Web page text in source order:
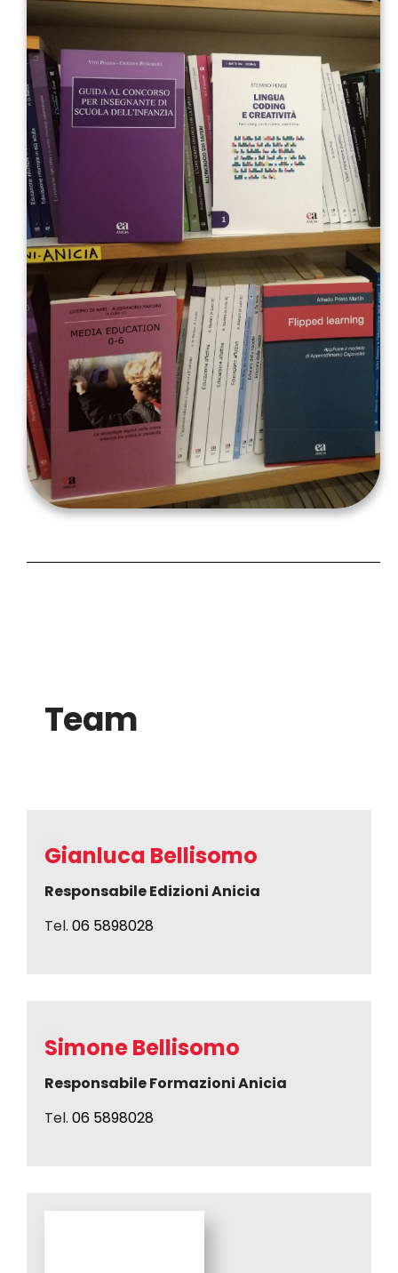
Team
Gianluca Bellisomo
Responsabile Edizioni Anicia
Tel. 06 5898028
Simone Bellisomo
Responsabile Formazioni Anicia
Tel. 06 5898028